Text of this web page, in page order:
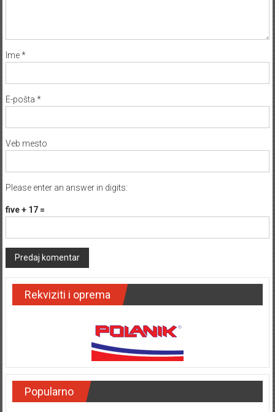
Ime*
E-pošta *
Veb mesto
Please enter an answer in digits:
five + 17 =
Rekviziti i oprema
Popularno